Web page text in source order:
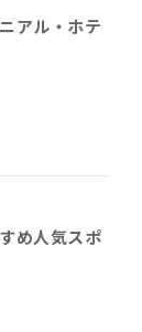
アル・ホテ
め人気スポ